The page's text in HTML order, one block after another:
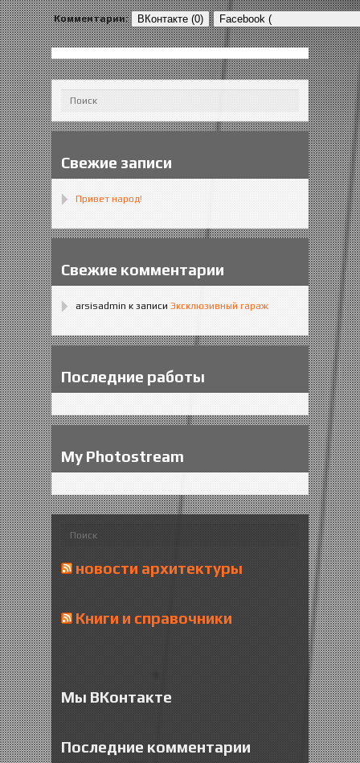
Комментарии: ВКонтакте (0) Facebook (
Свежие записи
Привет народ!
Свежие комментарии
arsisadmin к записи Эксклюзивный гараж
Последние работы
My Photostream
новости архитектуры
Книги и справочники
Мы ВКонтакте
Последние комментарии